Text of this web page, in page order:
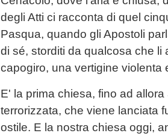
degli Atti ci racconta di quel
Pasqua, quando gli Apostoli
di sé, storditi da qualcosa che li
capogiro, una vertigine violenta
E' la prima chiesa, fino ad
terrorizzata, che viene lanciata
ostile. E la nostra chiesa oggi,